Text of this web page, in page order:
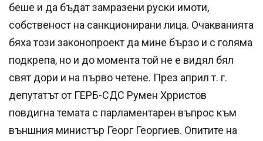
беше и да бъдат замразени руски имоти,
собственост на санкционирани лица. Очакванията
бяха този законопроект да мине бързо и с голяма
подкрепа, но и до момента той не е видял бял
свят дори и на първо четене. През април т. г.
депутатът от ГЕРБ-СДС Румен Хрристов
повдигна темата с парламентарен въпрос към
външния министър Георг Георгиев. Опитите на